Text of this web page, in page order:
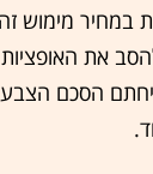
את
ייחתם הסכם